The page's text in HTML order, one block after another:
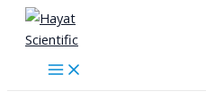
Skip
content